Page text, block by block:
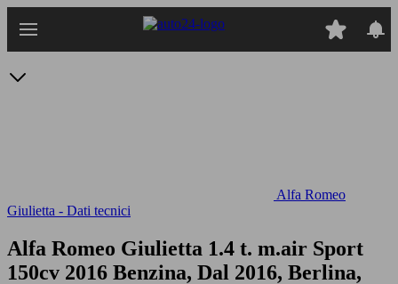
Alfa Romeo
Giulietta - Dati tecnici
Alfa Romeo Giulietta 1.4 t. m.air Sport
150cv 2016 Benzina, Dal 2016, Berlina,